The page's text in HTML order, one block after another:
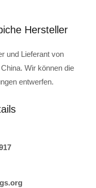
Hersteller
und Lieferant von
Wir können die
entwerfen.